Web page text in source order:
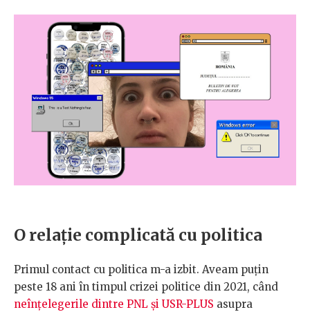
O relație complicată cu politica
Primul contact cu politica m-a izbit. Aveam puțin
peste 18 ani în timpul crizei politice din 2021, când
neînțelegerile dintre PNL și USR-PLUS asupra